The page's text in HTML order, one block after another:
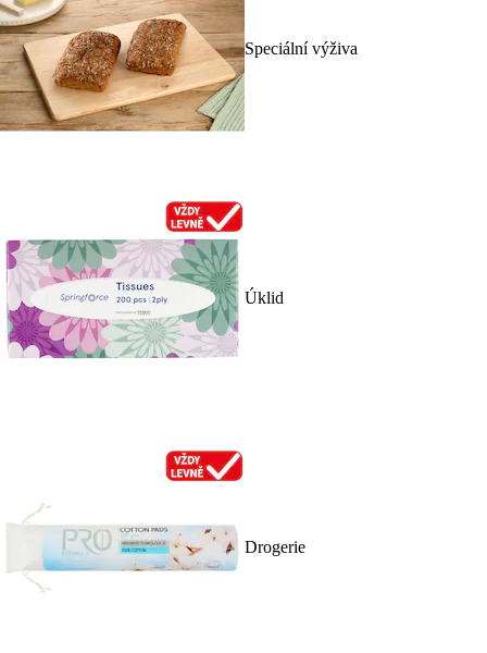
Speciální výživa
Úklid
Drogerie